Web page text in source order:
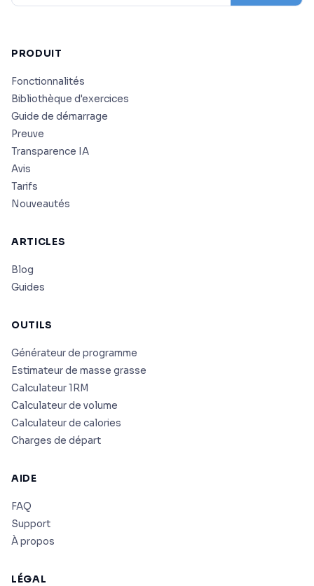
PRODUIT
Fonctionnalités
Bibliothèque d'exercices
Guide de démarrage
Preuve
Transparence IA
Avis
Tarifs
Nouveautés
ARTICLES
Blog
Guides
OUTILS
Générateur de programme
Estimateur de masse grasse
Calculateur 1RM
Calculateur de volume
Calculateur de calories
Charges de départ
AIDE
FAQ
Support
À propos
LÉGAL